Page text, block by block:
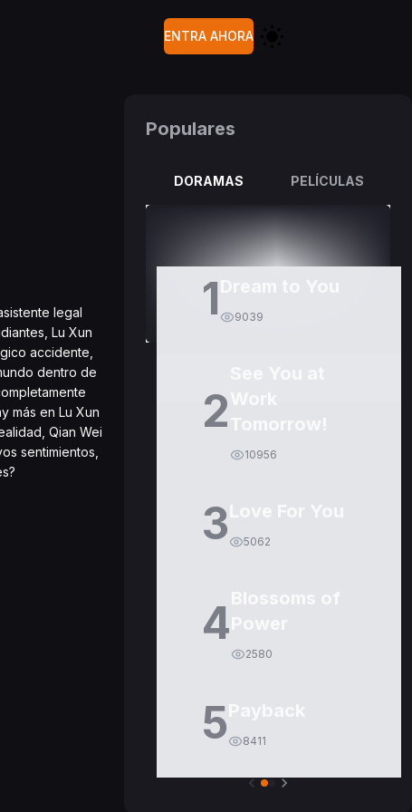
ENTRA AHORA
legal
Lu Xun
accidente,
dentro de
más en Lu Xun
Qian Wei
sentimientos,
Populares
DORAMAS PELÍCULAS
1 9039
2
10956
3 5062
4
2580
5 8411